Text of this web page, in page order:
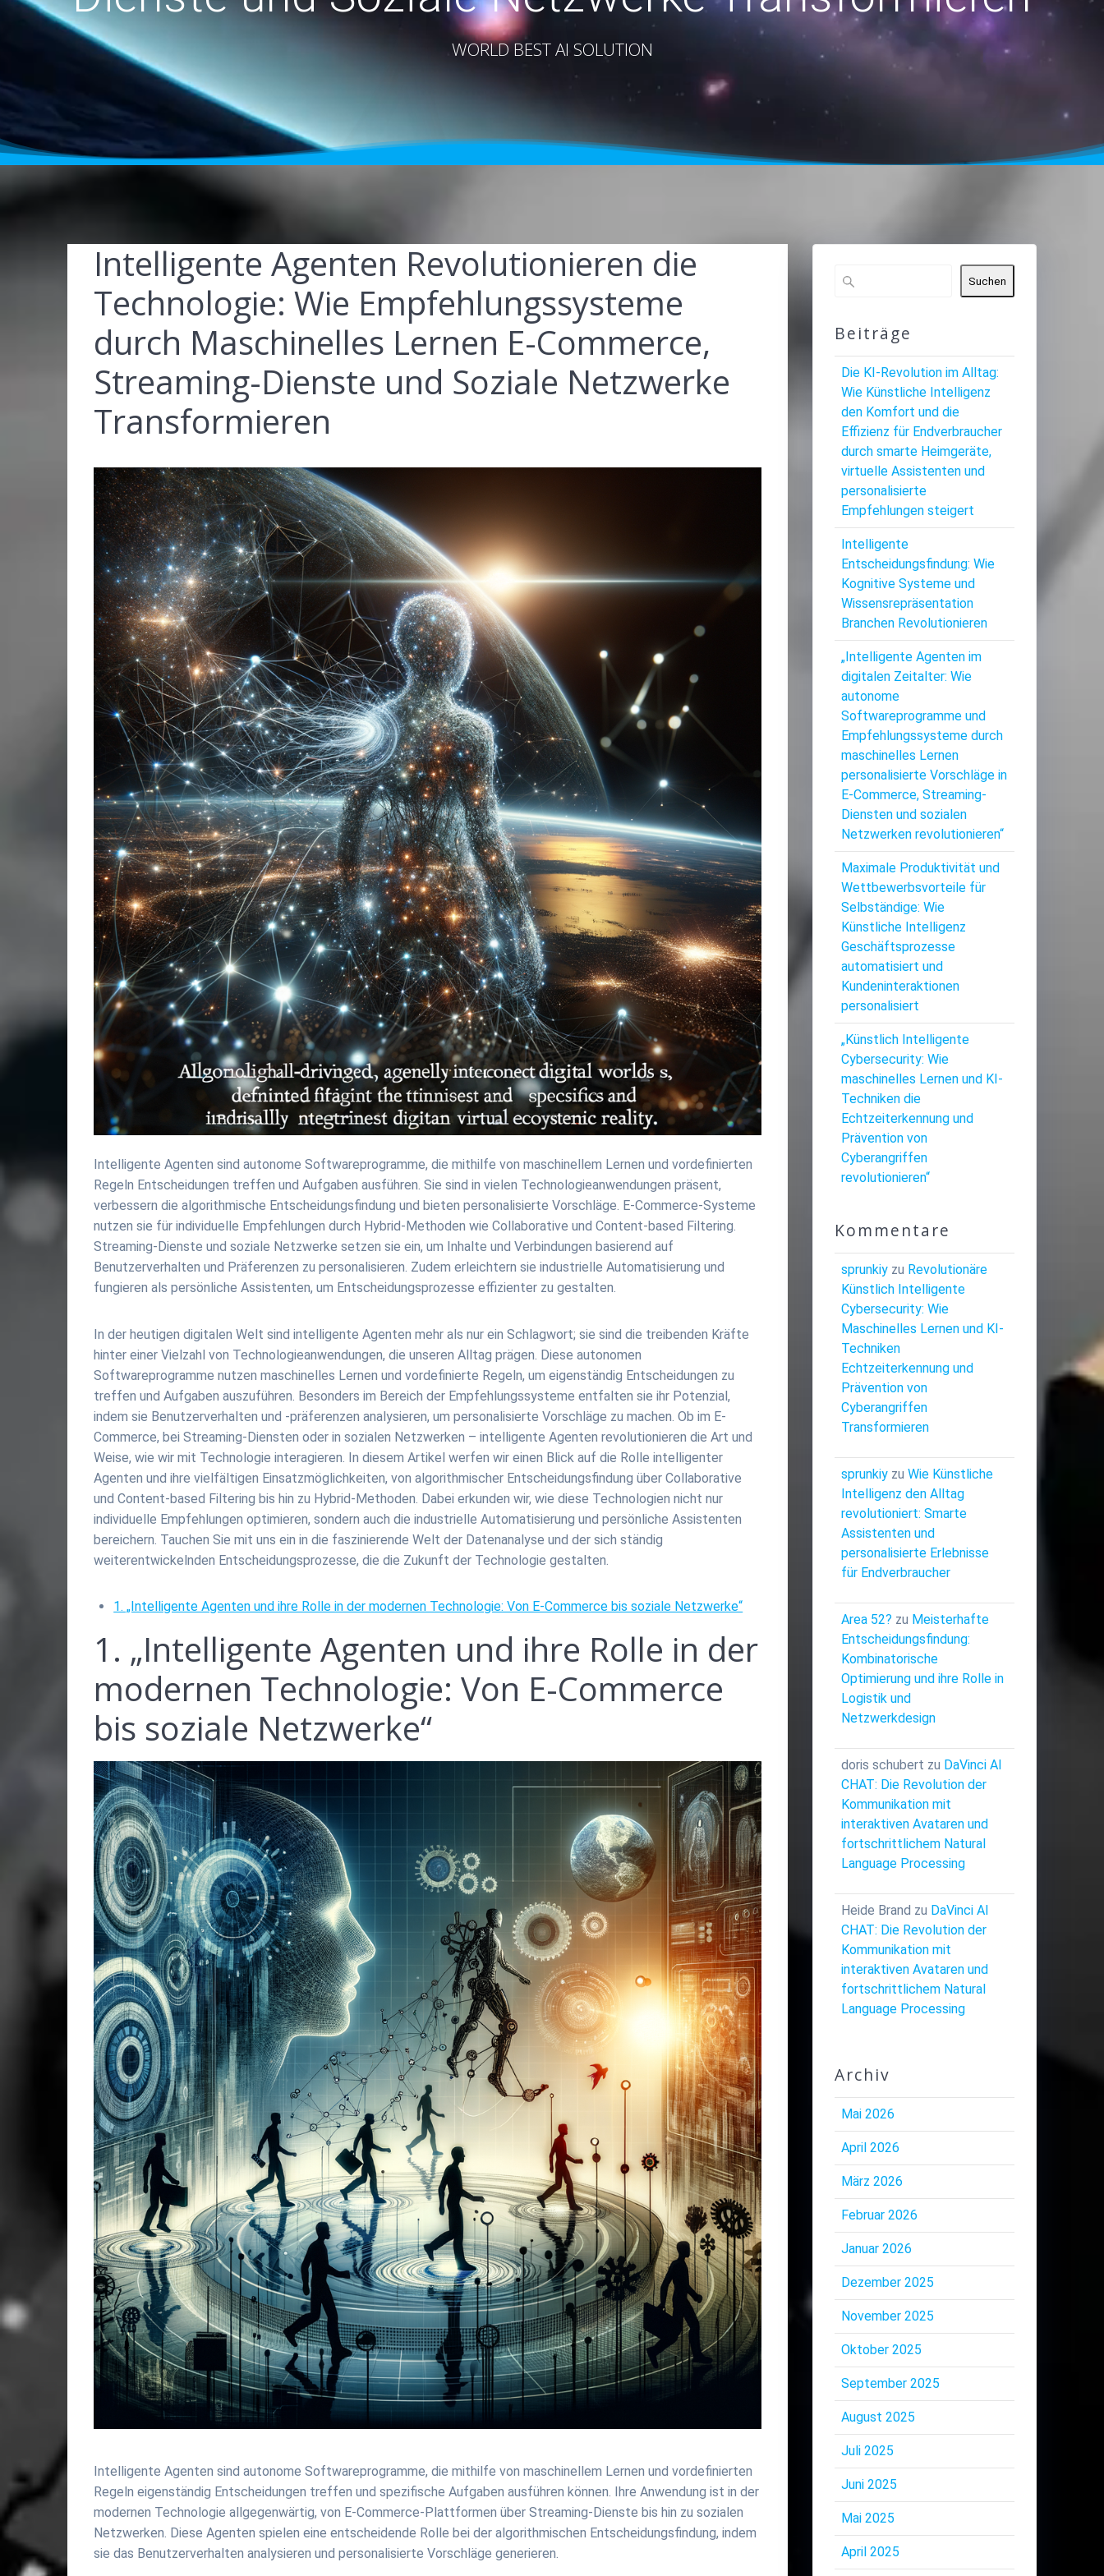
WORLD BEST AI SOLUTION
Intelligente Agenten Revolutionieren die
Technologie: Wie Empfehlungssysteme
durch Maschinelles Lernen E-Commerce,
Streaming-Dienste und Soziale Netzwerke
Transformieren
Intelligente Agenten sind autonome Softwareprogramme, die mithilfe von maschinellem Lernen und vordefinierten
Regeln Entscheidungen treffen und Aufgaben ausführen. Sie sind in vielen Technologieanwendungen präsent,
verbessern die algorithmische Entscheidungsfindung und bieten personalisierte Vorschläge. E-Commerce-Systeme
nutzen sie für individuelle Empfehlungen durch Hybrid-Methoden wie Collaborative und Content-based Filtering.
Streaming-Dienste und soziale Netzwerke setzen sie ein, um Inhalte und Verbindungen basierend auf
Benutzerverhalten und Präferenzen zu personalisieren. Zudem erleichtern sie industrielle Automatisierung und
fungieren als persönliche Assistenten, um Entscheidungsprozesse effizienter zu gestalten.
In der heutigen digitalen Welt sind intelligente Agenten mehr als nur ein Schlagwort; sie sind die treibenden Kräfte
hinter einer Vielzahl von Technologieanwendungen, die unseren Alltag prägen. Diese autonomen
Softwareprogramme nutzen maschinelles Lernen und vordefinierte Regeln, um eigenständig Entscheidungen zu
treffen und Aufgaben auszuführen. Besonders im Bereich der Empfehlungssysteme entfalten sie ihr Potenzial,
indem sie Benutzerverhalten und -präferenzen analysieren, um personalisierte Vorschläge zu machen. Ob im E-
Commerce, bei Streaming-Diensten oder in sozialen Netzwerken – intelligente Agenten revolutionieren die Art und
Weise, wie wir mit Technologie interagieren. In diesem Artikel werfen wir einen Blick auf die Rolle intelligenter
Agenten und ihre vielfältigen Einsatzmöglichkeiten, von algorithmischer Entscheidungsfindung über Collaborative
und Content-based Filtering bis hin zu Hybrid-Methoden. Dabei erkunden wir, wie diese Technologien nicht nur
individuelle Empfehlungen optimieren, sondern auch die industrielle Automatisierung und persönliche Assistenten
bereichern. Tauchen Sie mit uns ein in die faszinierende Welt der Datenanalyse und der sich ständig
weiterentwickelnden Entscheidungsprozesse, die die Zukunft der Technologie gestalten.
1. „Intelligente Agenten und ihre Rolle in der modernen Technologie: Von E-Commerce bis soziale Netzwerke“
1. „Intelligente Agenten und ihre Rolle in der
modernen Technologie: Von E-Commerce
bis soziale Netzwerke“
Intelligente Agenten sind autonome Softwareprogramme, die mithilfe von maschinellem Lernen und vordefinierten
Regeln eigenständig Entscheidungen treffen und spezifische Aufgaben ausführen können. Ihre Anwendung ist in der
modernen Technologie allgegenwärtig, von E-Commerce-Plattformen über Streaming-Dienste bis hin zu sozialen
Netzwerken. Diese Agenten spielen eine entscheidende Rolle bei der algorithmischen Entscheidungsfindung, indem
sie das Benutzerverhalten analysieren und personalisierte Vorschläge generieren.
Suchen
Beiträge
Die KI-Revolution im Alltag:
Wie Künstliche Intelligenz
den Komfort und die
Effizienz für Endverbraucher
durch smarte Heimgeräte,
virtuelle Assistenten und
personalisierte
Empfehlungen steigert
Intelligente
Entscheidungsfindung: Wie
Kognitive Systeme und
Wissensrepräsentation
Branchen Revolutionieren
„Intelligente Agenten im
digitalen Zeitalter: Wie
autonome
Softwareprogramme und
Empfehlungssysteme durch
maschinelles Lernen
personalisierte Vorschläge in
E-Commerce, Streaming-
Diensten und sozialen
Netzwerken revolutionieren“
Maximale Produktivität und
Wettbewerbsvorteile für
Selbständige: Wie
Künstliche Intelligenz
Geschäftsprozesse
automatisiert und
Kundeninteraktionen
personalisiert
„Künstlich Intelligente
Cybersecurity: Wie
maschinelles Lernen und KI-
Techniken die
Echtzeiterkennung und
Prävention von
Cyberangriffen
revolutionieren“
Kommentare
sprunkiyzu Revolutionäre
Künstlich Intelligente
Cybersecurity: Wie
Maschinelles Lernen und KI-
Techniken
Echtzeiterkennung und
Prävention von
Cyberangriffen
Transformieren
sprunkiyzu Wie Künstliche
Intelligenz den Alltag
revolutioniert: Smarte
Assistenten und
personalisierte Erlebnisse
für Endverbraucher
Area 52? zu Meisterhafte
Entscheidungsfindung:
Kombinatorische
Optimierung und ihre Rolle in
Logistik und
Netzwerkdesign
doris schubert zu DaVinci AI
CHAT: Die Revolution der
Kommunikation mit
interaktiven Avataren und
fortschrittlichem Natural
Language Processing
Heide Brand zu DaVinci AI
CHAT: Die Revolution der
Kommunikation mit
interaktiven Avataren und
fortschrittlichem Natural
Language Processing
Archiv
Mai 2026
April 2026
März 2026
Februar 2026
Januar 2026
Dezember 2025
November 2025
Oktober 2025
September 2025
August 2025
Juli 2025
Juni 2025
Mai 2025
April 2025